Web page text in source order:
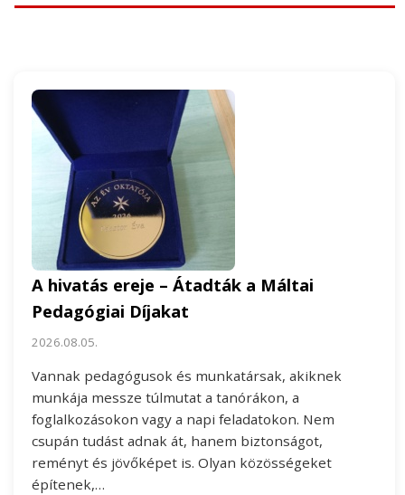
A hivatás ereje – Átadták a Máltai
Pedagógiai Díjakat
2026.08.05.
Vannak pedagógusok és munkatársak, akiknek
munkája messze túlmutat a tanórákon, a
foglalkozásokon vagy a napi feladatokon. Nem
csupán tudást adnak át, hanem biztonságot,
reményt és jövőképet is. Olyan közösségeket
építenek,…